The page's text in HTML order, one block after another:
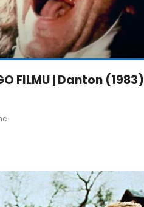
FILMU | Danton (1983)